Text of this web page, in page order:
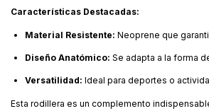
Características Destacadas:
Material Resistente: Neoprene que
Diseño Anatómico: Se adapta a la forma
Versatilidad: Ideal para deportes o
Esta rodillera es un complemento